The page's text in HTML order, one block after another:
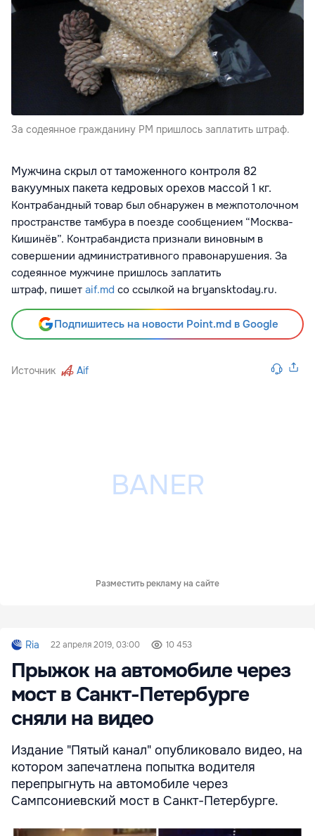
За содеянное гражданину РМ пришлось заплатить штраф.
Мужчина скрыл от таможенного контроля 82
вакуумных пакета кедровых орехов массой 1 кг.
Контрабандный товар был обнаружен в межпотолочном
пространстве тамбура в поезде сообщением “Москва-
Кишинёв”. Контрабандиста признали виновным в
совершении административного правонарушения. За
содеянное мужчине пришлось заплатить
штраф, пишет aif.md со ссылкой на bryansktoday.ru.
Подпишитесь на новости Point.md в Google
Источник Aif
Разместить рекламу на сайте
Ria 22 апреля 2019, 03:00 10 453
Прыжок на автомобиле через
мост в Санкт-Петербурге
сняли на видео
Издание "Пятый канал" опубликовало видео, на
котором запечатлена попытка водителя
перепрыгнуть на автомобиле через
Сампсониевский мост в Санкт-Петербурге.